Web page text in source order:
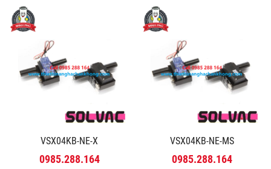
VSX04KB-NE-X
0985.288.164
VSX04KB-NE-MS
0985.288.164